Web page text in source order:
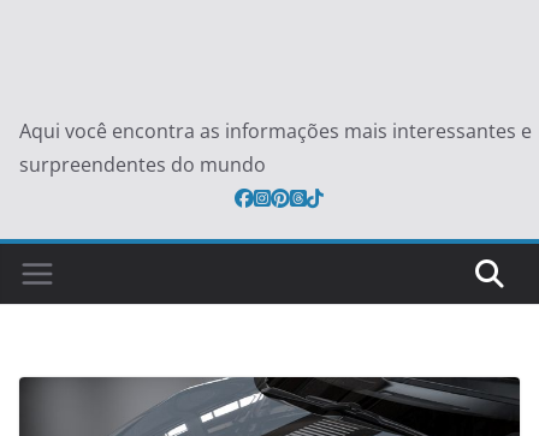
Aqui você encontra as informações mais interessantes e
surpreendentes do mundo